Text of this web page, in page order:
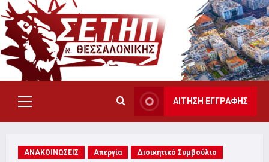
Skip
to
content
Primary
Menu
ΑΙΤΗΣΗ ΕΓΓΡΑΦΗΣ
ΑΝΑΚΟΙΝΩΣΕΙΣ Απεργία Διοικητικό Συμβούλιο